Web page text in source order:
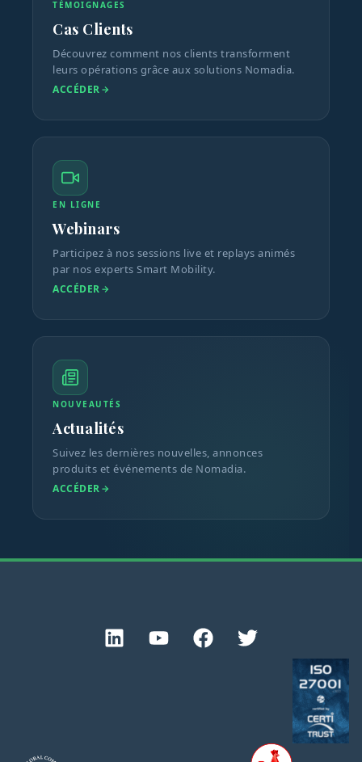
TÉMOIGNAGES
Cas Clients
Découvrez comment nos clients transforment
leurs opérations grâce aux solutions Nomadia.
ACCÉDER
EN LIGNE
Webinars
Participez à nos sessions live et replays animés
par nos experts Smart Mobility.
ACCÉDER
NOUVEAUTÉS
Actualités
Suivez les dernières nouvelles, annonces
produits et événements de Nomadia.
ACCÉDER